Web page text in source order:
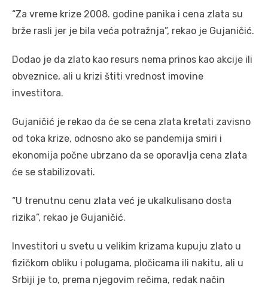
“Za vreme krize 2008. godine panika i cena zlata su
brže rasli jer je bila veća potražnja”, rekao je Gujaničić.
Dodao je da zlato kao resurs nema prinos kao akcije ili
obveznice, ali u krizi štiti vrednost imovine
investitora.
Gujaničić je rekao da će se cena zlata kretati zavisno
od toka krize, odnosno ako se pandemija smiri i
ekonomija počne ubrzano da se oporavlja cena zlata
će se stabilizovati.
“U trenutnu cenu zlata već je ukalkulisano dosta
rizika”, rekao je Gujaničić.
Investitori u svetu u velikim krizama kupuju zlato u
fizičkom obliku i polugama, pločicama ili nakitu, ali u
Srbiji je to, prema njegovim rečima, redak način